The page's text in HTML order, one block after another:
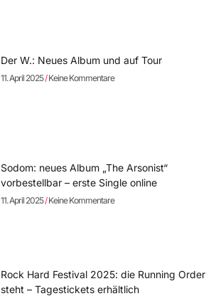
Der W.: Neues Album und auf Tour
11. April 2025 Keine Kommentare
Sodom: neues Album „The Arsonist“
vorbestellbar – erste Single online
11. April 2025 Keine Kommentare
Rock Hard Festival 2025: die Running Order
steht – Tagestickets erhältlich